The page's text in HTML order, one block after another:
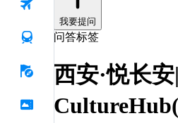
我要提问
问答标签
西安·悦长